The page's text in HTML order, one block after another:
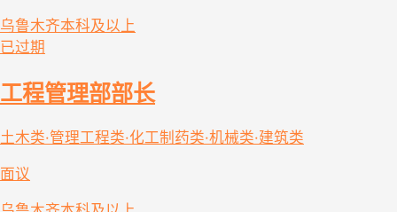
乌鲁木齐本科及以上
已过期
工程管理部部长
土木类·管理工程类·化工制药类·机械类·建筑类
面议